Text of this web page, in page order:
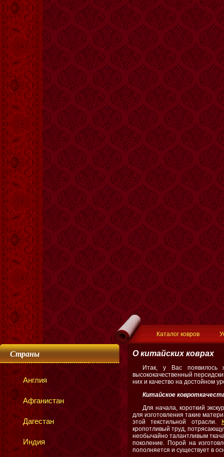
Страны
Англия
Афганистан
Дагестан
Индия
Каталог ковров
О китайских коврах
Итак, у Вас появилось
высококачественный
них и качество на достойном
Китайское
Для начала, короткий
для изготовления такие
этой текстильной отрасли.
кропотливый труд,
необычайно талантливым
поколение. Порой на
пополняется и существует в